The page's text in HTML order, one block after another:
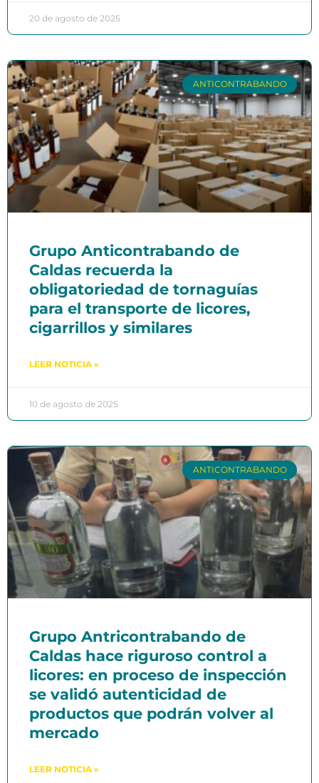
20 de agosto de 2025
ANTICONTRABANDO
Grupo Anticontrabando de
Caldas recuerda la
obligatoriedad de tornaguías
para el transporte de licores,
cigarrillos y similares
LEER NOTICIA »
10 de agosto de 2025
ANTICONTRABANDO
Grupo Antricontrabando de
Caldas hace riguroso control a
licores: en proceso de inspección
se validó autenticidad de
productos que podrán volver al
mercado
LEER NOTICIA »